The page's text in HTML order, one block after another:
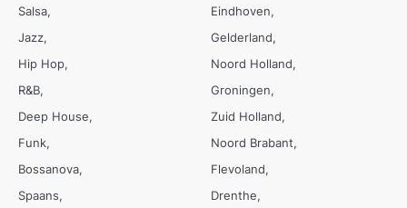
Salsa
Jazz
Hip Hop
R&B
Deep House
Funk
Bossanova
Spaans
Eindhoven
Gelderland
Noord Holland
Groningen
Zuid Holland
Noord Brabant
Flevoland
Drenthe